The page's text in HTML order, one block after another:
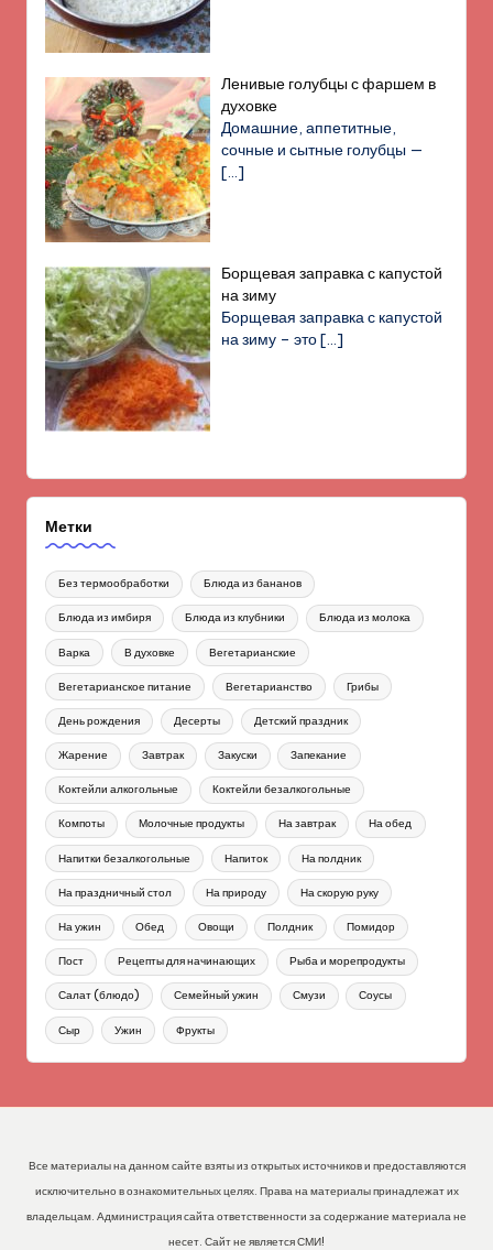
Ленивые голубцы с фаршем в
духовке
Домашние, аппетитные,
сочные и сытные голубцы —
[…]
Борщевая заправка с капустой
на зиму
Борщевая заправка с капустой
на зиму – это[…]
Метки
Без термообработки Блюда из бананов
Блюда из имбиря Блюда из клубники Блюда из молока
Варка В духовке Вегетарианские
Вегетарианское питание Вегетарианство Грибы
День рождения Десерты Детский праздник
Жарение Завтрак Закуски Запекание
Коктейли алкогольные Коктейли безалкогольные
Компоты Молочные продукты На завтрак На обед
Напитки безалкогольные Напиток На полдник
На праздничный стол На природу На скорую руку
На ужин Обед Овощи Полдник Помидор
Пост Рецепты для начинающих Рыба и морепродукты
Салат (блюдо) Семейный ужин Смузи Соусы
Сыр Ужин Фрукты
Все материалы на данном сайте взяты из открытых источников и предоставляются
исключительно в ознакомительных целях. Права на материалы принадлежат их
владельцам. Администрация сайта ответственности за содержание материала не
несет. Сайт не является СМИ!